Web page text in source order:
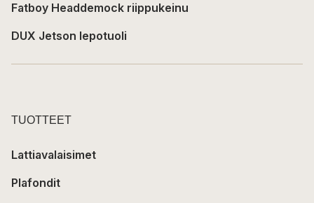
Fatboy Headdemock riippukeinu
DUX Jetson lepotuoli
TUOTTEET
Lattiavalaisimet
Plafondit